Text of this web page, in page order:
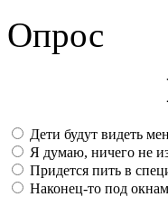
Опрос
Дети будут видеть
Я думаю, ничего не
Придется пить в
Наконец-то под